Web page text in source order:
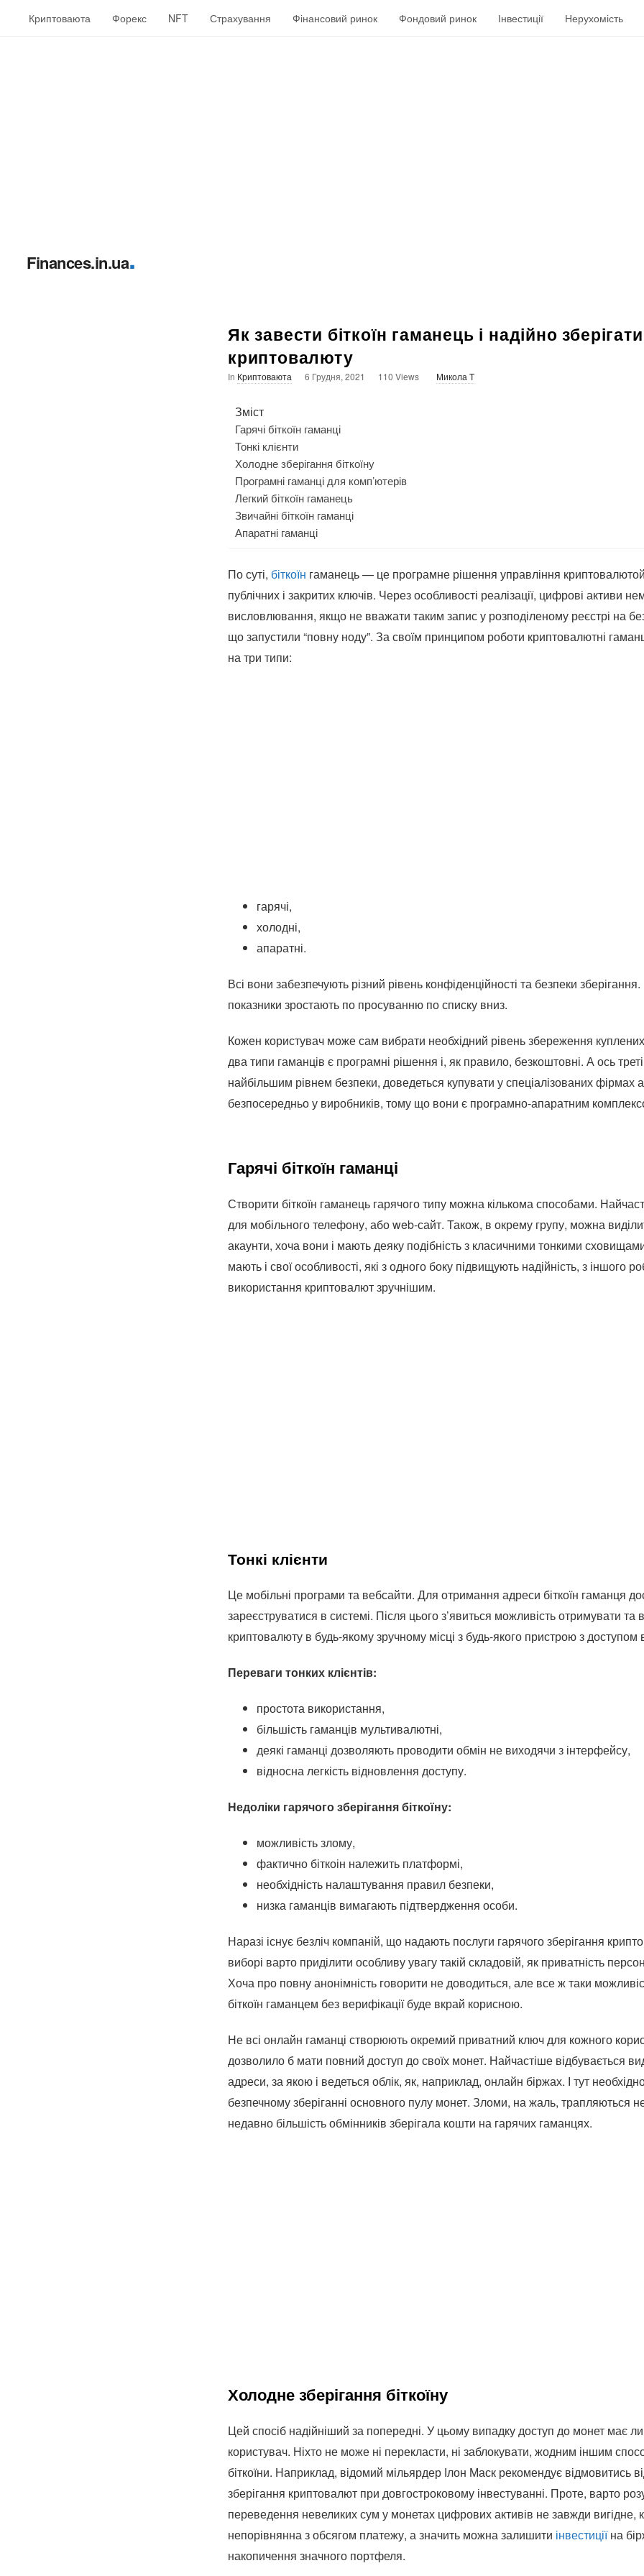
Криптоваюта Форекс NFT Страхування Фінансовий ринок Фондовий ринок Інвестиції Нерухомість
Finances.in.ua.
Як завести біткоїн гаманець і надійно зберігати
криптовалюту
In Криптоваюта 6 Грудня, 2021 110 Views Микола T
Зміст
Гарячі біткоїн гаманці
Тонкі клієнти
Холодне зберігання біткоїну
Програмні гаманці для комп’ютерів
Легкий біткоїн гаманець
Звичайні біткоїн гаманці
Апаратні гаманці
По суті, біткоїн гаманець — це програмне рішення управління
публічних і закритих ключів. Через особливості реалізації, цифрові активи
висловлювання, якщо не вважати таким запис у розподіленому реєстрі на
що запустили “повну ноду”. За своїм принципом роботи криптовалютні
на три типи:
гарячі,
холодні,
апаратні.
Всі вони забезпечують різний рівень конфіденційності та безпеки
показники зростають по просуванню по списку вниз.
Кожен користувач може сам вибрати необхідний рівень збереження
два типи гаманців є програмні рішення і, як правило, безкоштовні. А ось
найбільшим рівнем безпеки, доведеться купувати у спеціалізованих фірмах
безпосередньо у виробників, тому що вони є програмно-апаратним
Гарячі біткоїн гаманці
Створити біткоїн гаманець гарячого типу можна кількома способами.
для мобільного телефону, або web-сайт. Також, в окрему групу, можна
акаунти, хоча вони і мають деяку подібність з класичними тонкими
мають і свої особливості, які з одного боку підвищують надійність, з іншого
використання криптовалют зручнішим.
Тонкі клієнти
Це мобільні програми та вебсайти. Для отримання адреси біткоїн гаманця
зареєструватися в системі. Після цього з’явиться можливість отримувати та
криптовалюту в будь-якому зручному місці з будь-якого пристрою з доступом
Переваги тонких клієнтів:
простота використання,
більшість гаманців мультивалютні,
деякі гаманці дозволяють проводити обмін не виходячи з інтерфейсу,
відносна легкість відновлення доступу.
Недоліки гарячого зберігання біткоїну:
можливість злому,
фактично біткоін належить платформі,
необхідність налаштування правил безпеки,
низка гаманців вимагають підтвердження особи.
Наразі існує безліч компаній, що надають послуги гарячого зберігання
виборі варто приділити особливу увагу такій складовій, як приватність
Хоча про повну анонімність говорити не доводиться, але все ж таки
біткоїн гаманцем без верифікації буде вкрай корисною.
Не всі онлайн гаманці створюють окремий приватний ключ для кожного
дозволило б мати повний доступ до своїх монет. Найчастіше відбувається
адреси, за якою і ведеться облік, як, наприклад, онлайн біржах. І тут
безпечному зберіганні основного пулу монет. Зломи, на жаль, трапляються
недавно більшість обмінників зберігала кошти на гарячих гаманцях.
Холодне зберігання біткоїну
Цей спосіб надійніший за попередні. У цьому випадку доступ до монет має
користувач. Ніхто не може ні перекласти, ні заблокувати, жодним іншим
біткоїни. Наприклад, відомий мільярдер Ілон Маск рекомендує відмовитись
зберігання криптовалют при довгостроковому інвестуванні. Проте, варто
переведення невеликих сум у монетах цифрових активів не завжди вигідне,
непорівнянна з обсягом платежу, а значить можна залишити інвестиціїна
накопичення значного портфеля.